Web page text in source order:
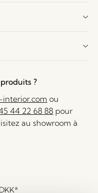
?
interior.com ou
44 22 68 88 pour
au showroom à
*